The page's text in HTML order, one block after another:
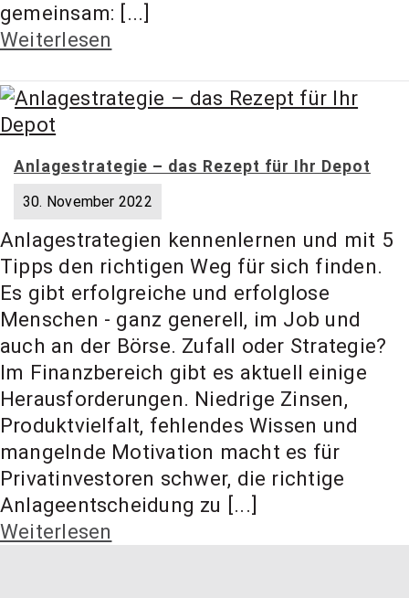
gemeinsam: [...]
Weiterlesen
Anlagestrategie – das Rezept für Ihr Depot
30. November 2022
Anlagestrategien kennenlernen und mit 5
Tipps den richtigen Weg für sich finden.
Es gibt erfolgreiche und erfolglose
Menschen - ganz generell, im Job und
auch an der Börse. Zufall oder Strategie?
Im Finanzbereich gibt es aktuell einige
Herausforderungen. Niedrige Zinsen,
Produktvielfalt, fehlendes Wissen und
mangelnde Motivation macht es für
Privatinvestoren schwer, die richtige
Anlageentscheidung zu [...]
Weiterlesen